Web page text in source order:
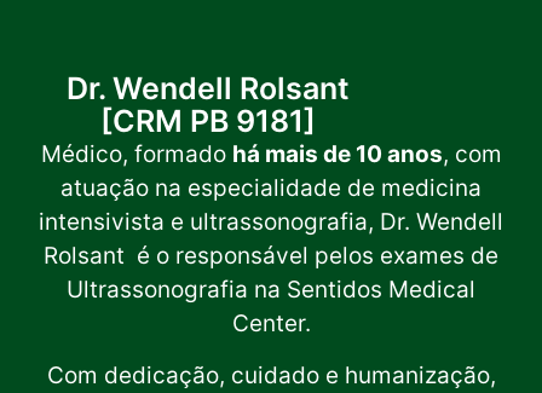
Dr. Wendell Rolsant
[CRM PB 9181]
Médico, formado há mais de 10 anos, com
atuação na especialidade de medicina
intensivista e ultrassonografia, Dr. Wendell
Rolsant é o responsável pelos exames de
Ultrassonografia na Sentidos Medical
Center.
Com dedicação, cuidado e humanização,